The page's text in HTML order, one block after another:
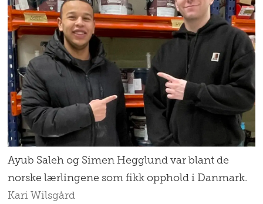
Ayub Saleh og Simen Hegglund var blant de
norske lærlingene som fikk opphold i Danmark.
Kari Wilsgård